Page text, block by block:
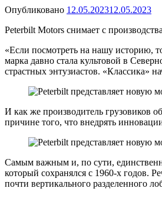
Опубликовано 12.05.202312.05.2023
Peterbilt Motors снимает с
«Если посмотреть на нашу историю,
марка давно стала культовой в
страстных энтузиастов. «Классика»
И как же производитель грузовиков
причине того, что внедрять
Самым важным и, по сути,
который сохранялся с 1960-х годов.
почти вертикального разделенного